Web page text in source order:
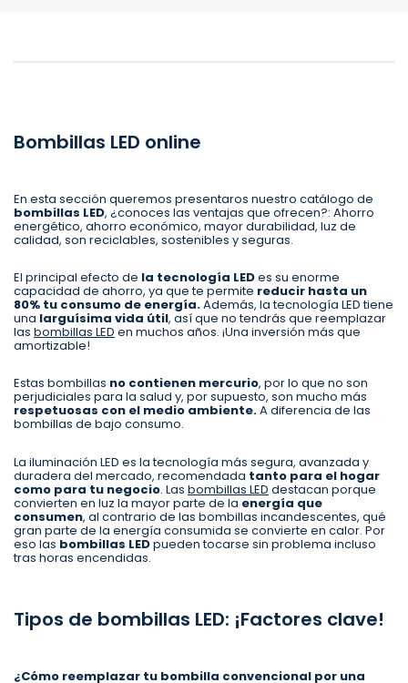
Bombillas LED online
En esta sección queremos presentaros nuestro catálogo de
bombillas LED, ¿conoces las ventajas que ofrecen?: Ahorro
energético, ahorro económico, mayor durabilidad, luz de
calidad, son reciclables, sostenibles y seguras.
El principal efecto de la tecnología LEDes su enorme
capacidad de ahorro, ya que te permite reducir hasta un
80% tu consumo de energía.Además, la tecnología LED tiene
una larguísima vida útil, así que no tendrás que reemplazar
las bombillas LED en muchos años. ¡Una inversión más que
amortizable!
Estas bombillas no contienen mercurio, por lo que no son
perjudiciales para la salud y, por supuesto, son mucho más
respetuosas con el medio ambiente.A diferencia de las
bombillas de bajo consumo.
La iluminación LED es la tecnología más segura, avanzada y
duradera del mercado, recomendada tanto para el hogar
como para tu negocio. Las bombillas LED destacan porque
convierten en luz la mayor parte de la energía que
consumen, al contrario de las bombillas incandescentes, qué
gran parte de la energía consumida se convierte en calor. Por
eso las bombillas LEDpueden tocarse sin problema incluso
tras horas encendidas.
Tipos de bombillas LED: ¡Factores clave!
¿Cómo reemplazar tu bombilla convencional por una